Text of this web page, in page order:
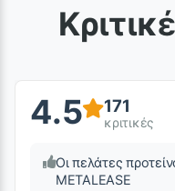
4.5 171
κριτικές
Οι πελάτες
METALEASE